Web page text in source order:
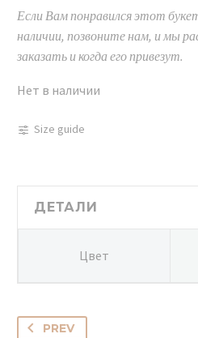
Если Вам понравился этот
наличии, позвоните нам, и мы
заказать и когда его привезут.
Нет в наличии
Size guide
ДЕТАЛИ
Цвет
PREV